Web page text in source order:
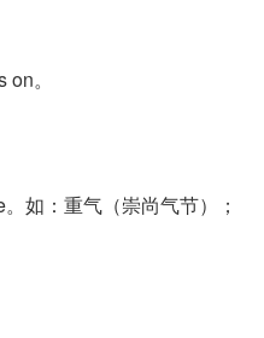
。
如：重气（崇尚气节）；